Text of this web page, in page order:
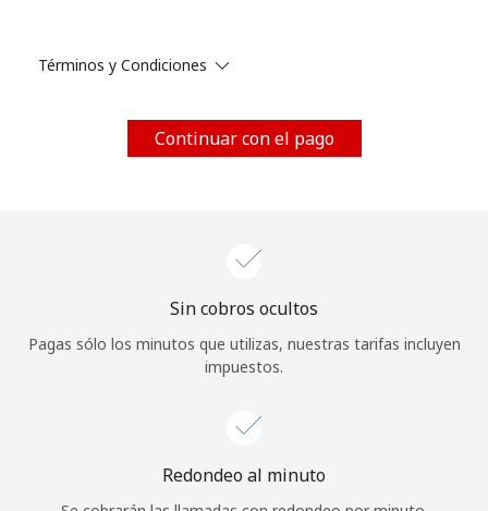
Al abrir una cuenta en este sitio web, estoy de acuerdo con
¡Hola!
REGÍSTRATE →
Términos y Condiciones
Continuar con el pago
Sin cobros ocultos
Pagas sólo los minutos que utilizas, nuestras tarifas incluyen
impuestos.
Redondeo al minuto